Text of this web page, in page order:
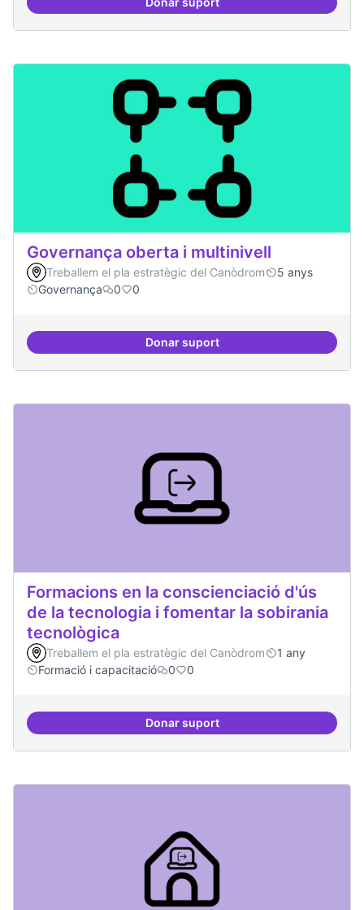
Grades democràtiques
Governança oberta i multinivell
Treballem el pla estratègic del Canòdrom
5 anys
Governança
0 0
Donar suportGovernança oberta i multinivell
Formacions en la conscienciació d'ús
de la tecnologia i fomentar la sobirania
tecnològica
Treballem el pla estratègic del Canòdrom
1 any
Formació i capacitació
0 0
Donar suportFormacions en la